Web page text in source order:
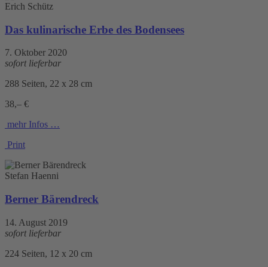
Erich Schütz
Das kulinarische Erbe des Bodensees
7. Oktober 2020
sofort lieferbar
288 Seiten, 22 x 28 cm
38,– €
mehr Infos …
Print
Stefan Haenni
Berner Bärendreck
14. August 2019
sofort lieferbar
224 Seiten, 12 x 20 cm